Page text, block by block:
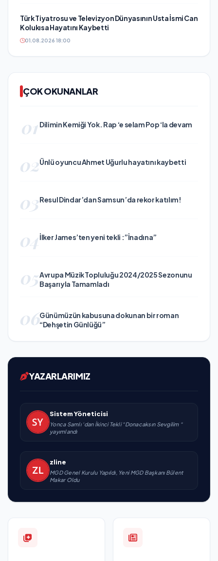
Türk Tiyatrosu ve Televizyon Dünyasının Usta İsmi Can
Kolukısa Hayatını Kaybetti
01.08.2026 18:00
ÇOK OKUNANLAR
01 Dilimin Kemiği Yok. Rap ‘e selam Pop ‘la devam
02Ünlü oyuncu Ahmet Uğurlu hayatını kaybetti
03Resul Dindar’dan Samsun’da rekor katılım!
04İlker James’ten yeni tekli :”İnadına”
05Avrupa Müzik Topluluğu 2024/2025 Sezonunu
Başarıyla Tamamladı
06Günümüzün kabusuna dokunan bir roman
“Dehşetin Günlüğü”
YAZARLARIMIZ
Sistem Yöneticisi
Yonca Samlı ‘dan İkinci Tekli “Donacaksın Sevgilim “
yayımlandı
zline
MGD Genel Kurulu Yapıldı, Yeni MGD Başkanı Bülent
Makar Oldu